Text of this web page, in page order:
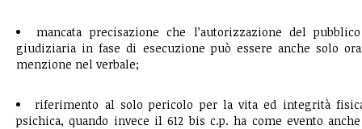
mancata precisazione che l’autorizzazione del
giudiziaria in fase di esecuzione può essere anche solo
menzione nel verbale;
riferimento al solo pericolo per la vita ed integrità
psichica, quando invece il 612 bis c.p. ha come evento